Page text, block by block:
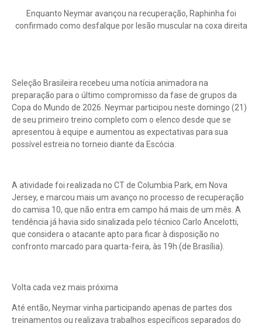
Enquanto Neymar avançou na recuperação, Raphinha foi
confirmado como desfalque por lesão muscular na coxa direita
Seleção Brasileira recebeu uma notícia animadora na
preparação para o último compromisso da fase de grupos da
Copa do Mundo de 2026. Neymar participou neste domingo (21)
de seu primeiro treino completo com o elenco desde que se
apresentou à equipe e aumentou as expectativas para sua
possível estreia no torneio diante da Escócia.
A atividade foi realizada no CT de Columbia Park, em Nova
Jersey, e marcou mais um avanço no processo de recuperação
do camisa 10, que não entra em campo há mais de um mês. A
tendência já havia sido sinalizada pelo técnico Carlo Ancelotti,
que considera o atacante apto para ficar à disposição no
confronto marcado para quarta-feira, às 19h (de Brasília).
Volta cada vez mais próxima
Até então, Neymar vinha participando apenas de partes dos
treinamentos ou realizava trabalhos específicos separados do